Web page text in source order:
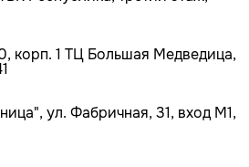
корп. 1 ТЦ Большая Медведица,
ул. Фабричная, 31, вход М1,